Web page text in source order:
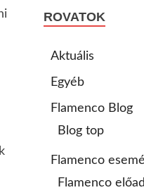
ROVATOK
Aktuális
Egyéb
Flamenco Blog
Blog top
Flamenco
Flamenco